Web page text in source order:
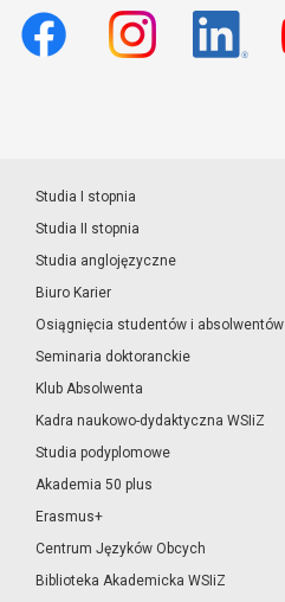
Studia I stopnia
Studia II stopnia
Studia anglojęzyczne
Biuro Karier
Osiągnięcia studentów i absolwentów
Seminaria doktoranckie
Klub Absolwenta
Kadra naukowo-dydaktyczna WSIiZ
Studia podyplomowe
Akademia 50 plus
Erasmus+
Centrum Języków Obcych
Biblioteka Akademicka WSIiZ